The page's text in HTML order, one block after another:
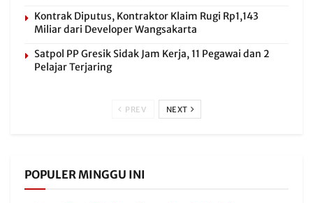
Kontrak Diputus, Kontraktor Klaim Rugi Rp1,143
Miliar dari Developer Wangsakarta
Satpol PP Gresik Sidak Jam Kerja, 11 Pegawai dan 2
Pelajar Terjaring
PREV NEXT
POPULER MINGGU INI